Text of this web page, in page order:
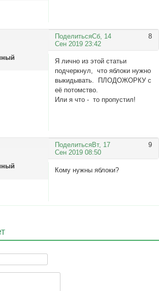
Поделиться 8
Сб, 14
Сен 2019 23:42
Я лично из этой статьи
подчеркнул, что яблоки нужно
выкидывать. ПЛОДОЖОРКУ с
её потомство.
Или я что - то пропустил!
Поделиться 9
Вт, 17
Сен 2019 08:50
Кому нужны яблоки?